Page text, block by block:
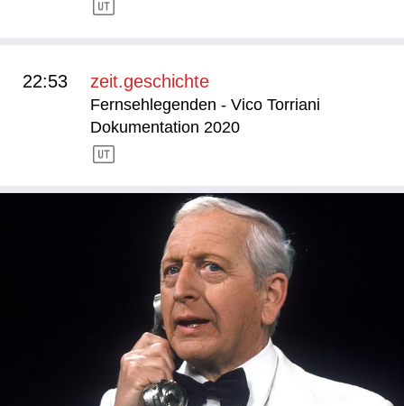
22:53 zeit.geschichte
Fernsehlegenden - Vico Torriani
Dokumentation 2020